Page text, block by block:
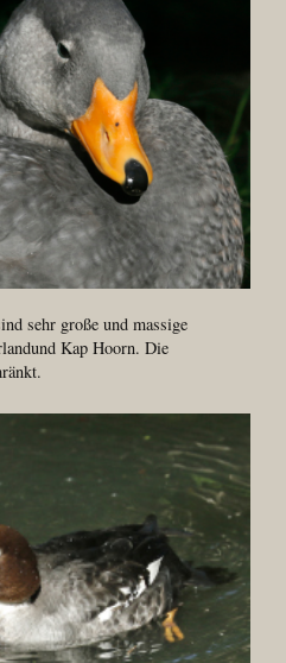
sehr große und massige
Kap Hoorn. Die